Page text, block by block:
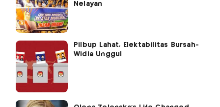
Nelayan
Pilbup Lahat, Elektabilitas Bursah-
Widia Unggul